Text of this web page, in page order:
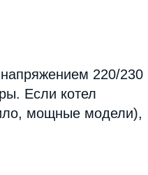
220/230
Если котел
мощные модели),